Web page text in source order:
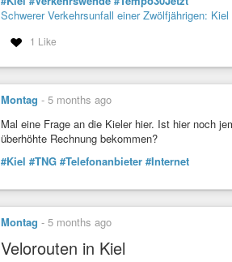
Schwerer Verkehrsunfall einer Zwölfjährigen:
1 Like
Montag - 5 months ago
Mal eine Frage an die Kieler hier. Ist hier noch
überhöhte Rechnung bekommen?
#Kiel #TNG #Telefonanbieter #Internet
Montag - 5 months ago
Velorouten in Kiel